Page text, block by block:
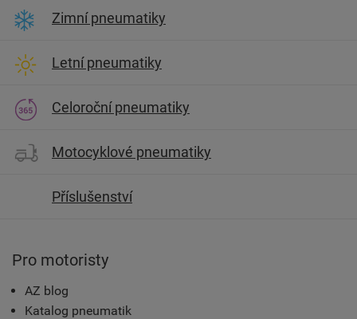
Zimní pneumatiky
Letní pneumatiky
Celoroční pneumatiky
Motocyklové pneumatiky
Příslušenství
Pro motoristy
AZ blog
Katalog pneumatik